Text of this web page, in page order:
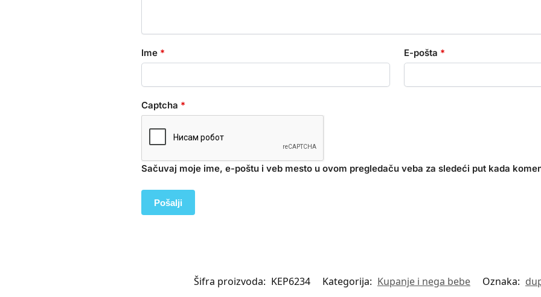
Ime * E-pošta *
Captcha *
Sačuvaj moje ime, e-poštu i veb mesto u ovom pregledaču veba za sledeći put kada
Šifra proizvoda: KEP6234 Kategorija: Kupanje i nega bebe Oznaka: